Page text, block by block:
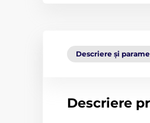
Descriere și
Descriere